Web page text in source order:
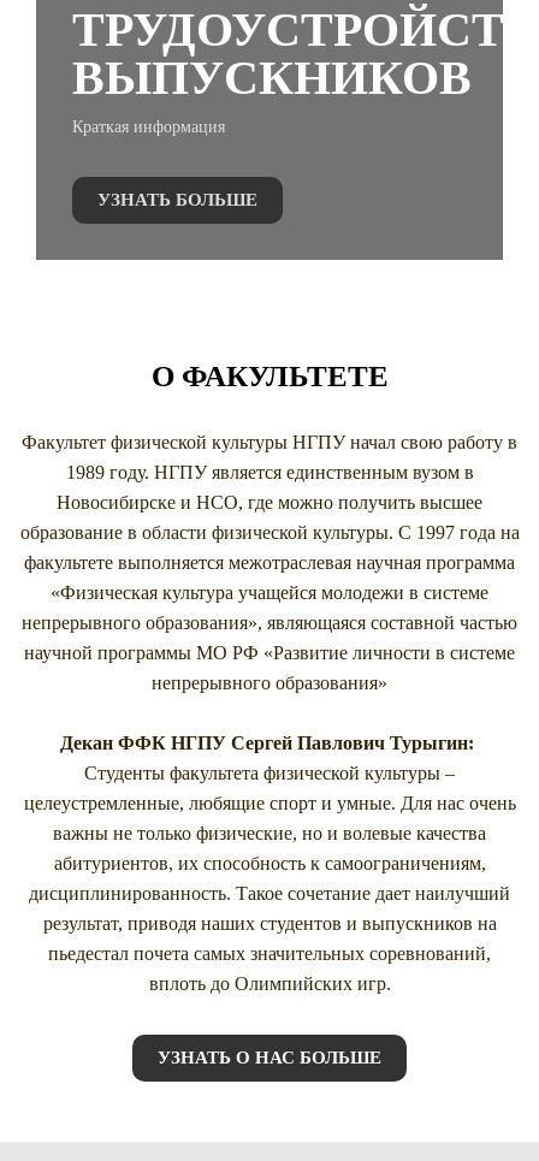
ВЫПУСКНИКОВ
Краткая информация
УЗНАТЬ БОЛЬШЕ
О ФАКУЛЬТЕТЕ
Факультет физической культуры НГПУ начал свою работу в
1989 году. НГПУ является единственным вузом в
Новосибирске и НСО, где можно получить высшее
образование в области физической культуры. С 1997 года на
факультете выполняется межотраслевая научная программа
«Физическая культура учащейся молодежи в системе
непрерывного образования», являющаяся составной частью
научной программы МО РФ «Развитие личности в системе
непрерывного образования»
Декан ФФК НГПУ Сергей Павлович Турыгин:
Студенты факультета физической культуры –
целеустремленные, любящие спорт и умные. Для нас очень
важны не только физические, но и волевые качества
абитуриентов, их способность к самоограничениям,
дисциплинированность. Такое сочетание дает наилучший
результат, приводя наших студентов и выпускников на
пьедестал почета самых значительных соревнований,
вплоть до Олимпийских игр.
УЗНАТЬ О НАС БОЛЬШЕ